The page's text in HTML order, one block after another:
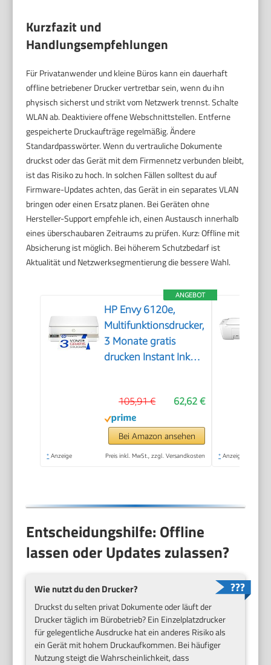
Kurzfazit und
Handlungsempfehlungen
Für Privatanwender und kleine Büros kann ein dauerhaft
offline betriebener Drucker vertretbar sein, wenn du ihn
physisch sicherst und strikt vom Netzwerk trennst. Schalte
WLAN ab. Deaktiviere offene Webschnittstellen. Entferne
gespeicherte Druckaufträge regelmäßig. Ändere
Standardpasswörter. Wenn du vertrauliche Dokumente
druckst oder das Gerät mit dem Firmennetz verbunden bleibt,
ist das Risiko zu hoch. In solchen Fällen solltest du auf
Firmware-Updates achten, das Gerät in ein separates VLAN
bringen oder einen Ersatz planen. Bei Geräten ohne
Hersteller-Support empfehle ich, einen Austausch innerhalb
eines überschaubaren Zeitraums zu prüfen. Kurz: Offline mit
Absicherung ist möglich. Bei höherem Schutzbedarf ist
Aktualität und Netzwerksegmentierung die bessere Wahl.
ANGEBOT
HP Envy 6120e,
Multifunktionsdrucker,
3 Monate gratis
drucken Instant Ink
Mobiler Faxversand,
Wi-Fi, Beidseitiger
Druck
62,62 €
105,91 €
Bei Amazon ansehen
* Anzeige Preis inkl. MwSt., zzgl. Versandkosten * Anzeige
Entscheidungshilfe: Offline
lassen oder Updates zulassen?
Wie nutzt du den Drucker?
Druckst du selten privat Dokumente oder läuft der
Drucker täglich im Bürobetrieb? Ein Einzelplatzdrucker
für gelegentliche Ausdrucke hat ein anderes Risiko als
ein Gerät mit hohem Druckaufkommen. Bei häufiger
Nutzung steigt die Wahrscheinlichkeit, dass